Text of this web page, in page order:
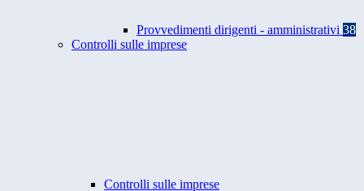
Provvedimenti dirigenti - amministrativi 38
Controlli sulle imprese
Controlli sulle imprese